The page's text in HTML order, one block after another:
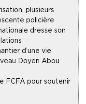
plusieurs
policière
dresse son
d’une vie
Doyen Abou
FCFA pour soutenir